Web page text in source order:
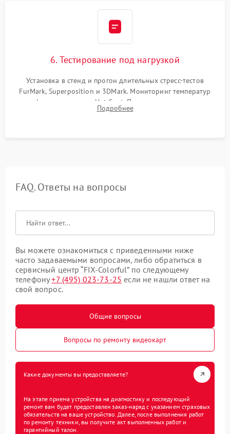
6. Тестирование под нагрузкой
Установка в стенд и прогон длительных стресс-тестов
FurMark, Superposition и 3DMark. Мониторинг температур
графического чипа и Hot Spot. Проверка на отсутствие
артефактов изображения, вылетов драйвера и зависаний.
Подробнее
FAQ. Ответы на вопросы
Вы можете ознакомиться с приведенными ниже
часто задаваемыми вопросами, либо обратиться в
сервисный центр “FIX-Colorful” по следующему
телефону+7 (495) 023-73-25 если не нашли ответ на
свой вопрос.
Общие вопросы
Вопросы по ремонту видеокарт
Какие документы вы предоставляете?
На этапе приема устройства на диагностику и последующий
ремонт вам будет предоставлен заказ-наряд с указанием страховых
обязательств на ваше устройство. Далее, после выполнения работ
по ремонту техники, вы получите акт выполненных работ и
гарантийный талон.